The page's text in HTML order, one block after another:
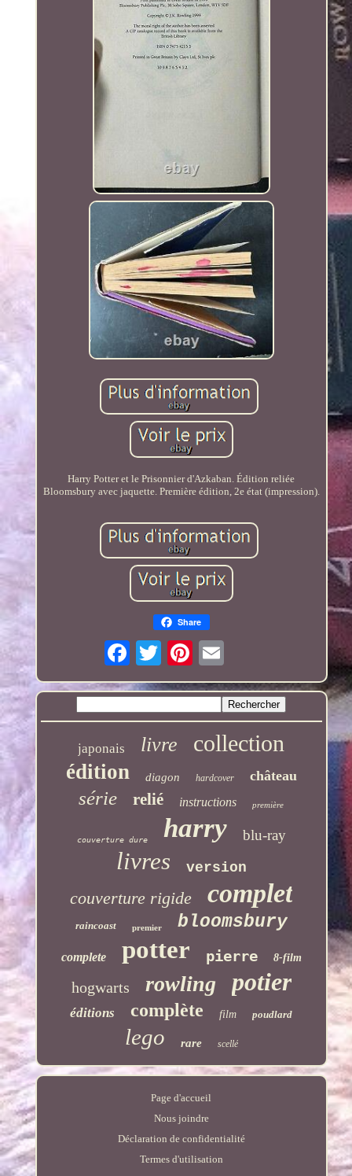
Harry Potter et le Prisonnier d'Azkaban. Édition reliée
Bloomsbury avec jaquette. Première édition, 2e état (impression).
Share
japonais livre collection
édition diagon hardcover château
série relié instructions première
couverture dure harry blu-ray
livres version
couverture rigide complet
raincoast premier bloomsbury
complete potter pierre 8-film
hogwarts rowling potier
éditions complète film poudlard
lego rare scellé
Page d'accueil
Nous joindre
Déclaration de confidentialité
Termes d'utilisation